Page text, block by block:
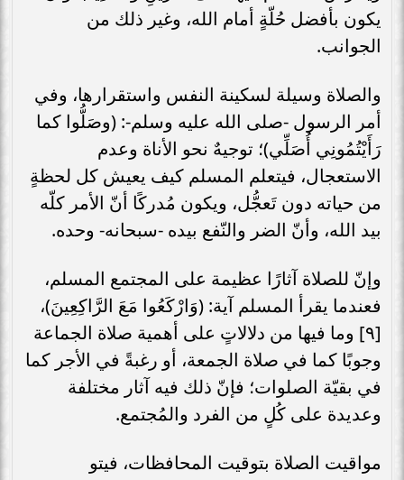
يكون بأفضل حُلّةٍ أمام الله، وغير ذلك من
الجوانب.
والصلاة وسيلة لسكينة النفس واستقرارها، وفي
أمر الرسول -صلى الله عليه وسلم-: (وصَلُّوا كما
رَأَيْتُمُونِي أُصَلِّي)؛ توجيهٌ نحو الأناة وعدم
الاستعجال، فيتعلم المسلم كيف يعيش كل لحظةٍ
من حياته دون تَعجُّل، ويكون مُدركًا أنّ الأمر كلّه
بيد الله، وأنّ الضر والنّفع بيده -سبحانه- وحده.
وإنّ للصلاة آثارًا عظيمة على المجتمع المسلم،
فعندما يقرأ المسلم آية: (وَارْكَعُوا مَعَ الرَّاكِعِينَ)،
[٩] وما فيها من دلالاتٍ على أهمية صلاة الجماعة
وجوبًا كما في صلاة الجمعة، أو رغبةً في الأجر كما
في بقيّة الصلوات؛ فإنّ ذلك فيه آثار مختلفة
وعديدة على كُلٍ من الفرد والمُجتمع.
مواقيت الصلاة بتوقيت المحافظات، فيتو